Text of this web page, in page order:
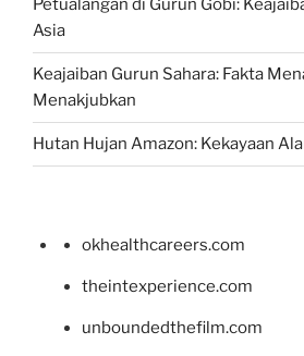
Petualangan di Gurun Gobi:
Asia
Keajaiban Gurun Sahara: Fakta
Menakjubkan
Hutan Hujan Amazon: Kekayaan
okhealthcareers.com
theintexperience.com
unboundedthefilm.com